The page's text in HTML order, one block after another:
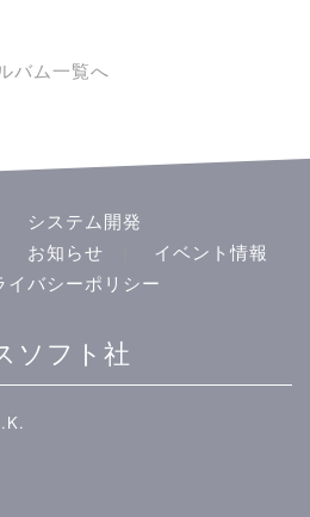
バム一覧へ
システム開発
お知らせ
イベント情報
イバシーポリシー
スソフト社